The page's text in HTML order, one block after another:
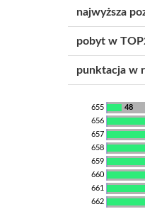
najwyższa
pobyt w
punktacja w
48
655
656
657
658
659
660
661
662